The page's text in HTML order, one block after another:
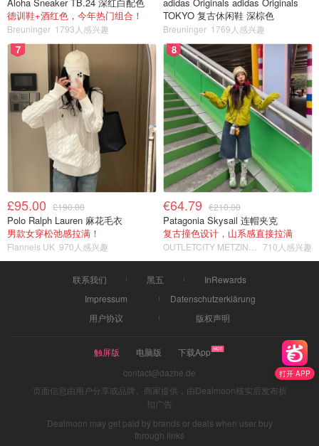
打开 APP
Aloha Sneaker TB.24 深红白配色
德训鞋+酒红色，今年热门组合！
Breuninger 1793人感兴趣
adidas Originals adidas Originals
TOKYO 复古休闲鞋 深棕色
Breuninger 1769人感兴趣
7
£95.00 £190.00
Polo Ralph Lauren 麻花毛衣
男款女穿松弛感拉满！
Flannels UK 970人感兴趣
8
€64.79 €210.00
Patagonia Skysail 连帽夹克
复古撞色设计，山系感直接拉满
OUTLETCITY METZINGEN 710人感兴趣
联系我们 黑五
InRewards
Impressum
Datenschutzerklärung
用户协议
版权声明
触屏版 电脑版
下载App
contact@dazhe.de
页面信息由用户分享或品牌、商家提供，由Dealmoon核实后发布折
扣广告
Dealmoon may get paid by brands or deals when user buy
through links